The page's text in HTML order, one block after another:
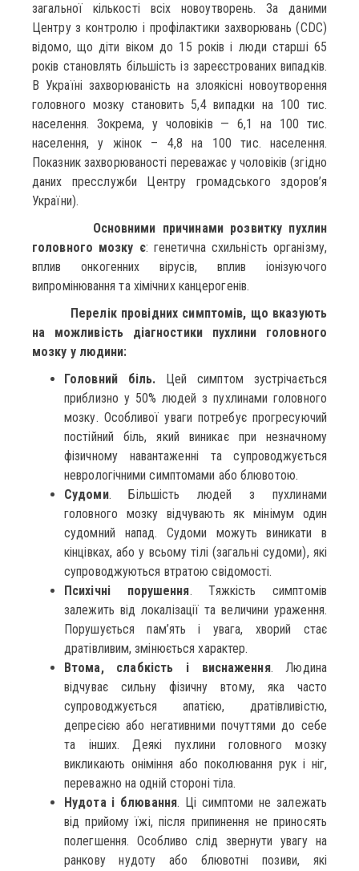
загальної кількості всіх новоутворень. За даними
Центру з контролю і профілактики захворювань (CDC)
відомо, що діти віком до 15 років і люди старші 65
років становлять більшість із зареєстрованих випадків.
В Україні захворюваність на злоякісні новоутворення
головного мозку становить 5,4 випадки на 100 тис.
населення. Зокрема, у чоловіків — 6,1 на 100 тис.
населення, у жінок – 4,8 на 100 тис. населення.
Показник захворюваності переважає у чоловіків (згідно
даних пресслужби Центру громадського здоров’я
України).
Основними причинами розвитку пухлин
головного мозку є: генетична схильність організму,
вплив онкогенних вірусів, вплив іонізуючого
випромінювання та хімічних канцерогенів.
Перелік провідних симптомів, що вказують
на можливість діагностики пухлини головного
мозку у людини:
Головний біль. Цей симптом зустрічається
приблизно у 50% людей з пухлинами головного
мозку. Особливої уваги потребує прогресуючий
постійний біль, який виникає при незначному
фізичному навантаженні та супроводжується
неврологічними симптомами або блювотою.
Судоми. Більшість людей з пухлинами
головного мозку відчувають як мінімум один
судомний напад. Судоми можуть виникати в
кінцівках, або у всьому тілі (загальні судоми), які
супроводжуються втратою свідомості.
Психічні порушення. Тяжкість симптомів
залежить від локалізації та величини ураження.
Порушується пам’ять і увага, хворий стає
дратівливим, змінюється характер.
Втома, слабкість і виснаження. Людина
відчуває сильну фізичну втому, яка часто
супроводжується апатією, дратівливістю,
депресією або негативними почуттями до себе
та інших. Деякі пухлини головного мозку
викликають оніміння або поколювання рук і ніг,
переважно на одній стороні тіла.
Нудота і блювання. Ці симптоми не залежать
від прийому їжі, після припинення не приносять
полегшення. Особливо слід звернути увагу на
ранкову нудоту або блювотні позиви, які